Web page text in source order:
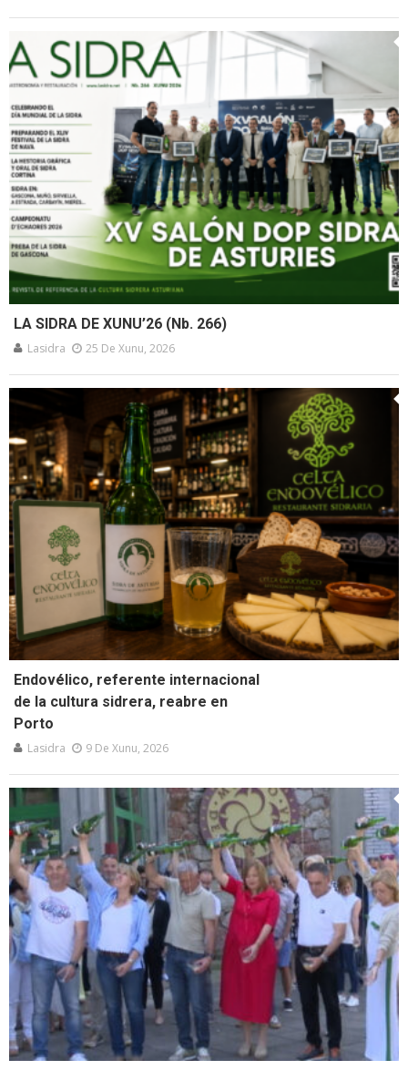
LA SIDRA DE XUNU’26 (Nb. 266)
Lasidra 25 De Xunu, 2026
Endovélico, referente internacional
de la cultura sidrera, reabre en
Porto
Lasidra 9 De Xunu, 2026